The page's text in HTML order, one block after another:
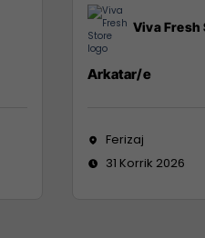
Viva Fresh
Arkatar/e
Ferizaj
31 Korrik 2026